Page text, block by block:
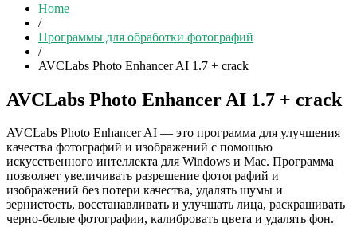
Home
/
Программы для обработки фотографий
/
AVCLabs Photo Enhancer AI 1.7 + crack
AVCLabs Photo Enhancer AI 1.7 + crack
AVCLabs Photo Enhancer AI — это программа для улучшения
качества фотографий и изображений с помощью
искусственного интеллекта для Windows и Mac. Программа
позволяет увеличивать разрешение фотографий и
изображений без потери качества, удалять шумы и
зернистость, восстанавливать и улучшать лица, раскрашивать
черно-белые фотографии, калибровать цвета и удалять фон.